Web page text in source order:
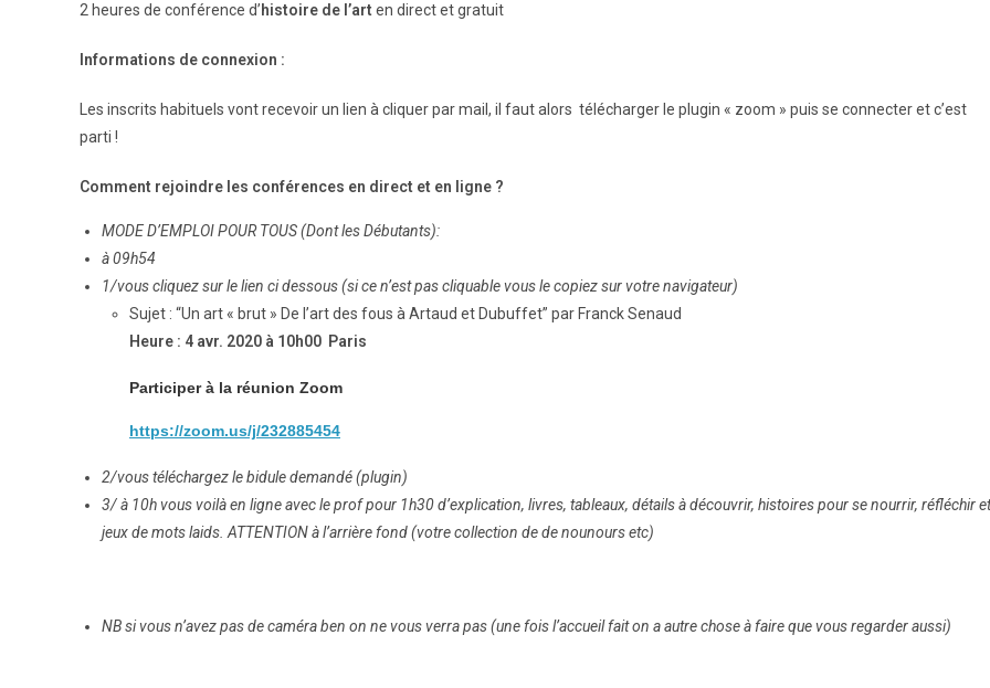
2 heures de conférence d’histoire de l’art en direct et gratuit
Informations de connexion :
Les inscrits habituels vont recevoir un lien à cliquer par mail, il faut alors télécharger le plugin « zoom » puis se connecter et c’est
parti !
Comment rejoindre les conférences en direct et en ligne ?
MODE D’EMPLOI POUR TOUS (Dont les Débutants):
à 09h54
1/vous cliquez sur le lien ci dessous (si ce n’est pas cliquable vous le copiez sur votre navigateur)
Sujet : “Un art « brut » De l’art des fous à Artaud et Dubuffet” par Franck Senaud
Heure : 4 avr. 2020 à 10h00 Paris
Participer à la réunion Zoom
https://zoom.us/j/232885454
2/vous téléchargez le bidule demandé (plugin)
3/ à 10h vous voilà en ligne avec le prof pour 1h30 d’explication, livres, tableaux, détails à découvrir, histoires pour se nourrir, réfléchir et
jeux de mots laids. ATTENTION à l’arrière fond (votre collection de de nounours etc)
NB si vous n’avez pas de caméra ben on ne vous verra pas (une fois l’accueil fait on a autre chose à faire que vous regarder aussi)